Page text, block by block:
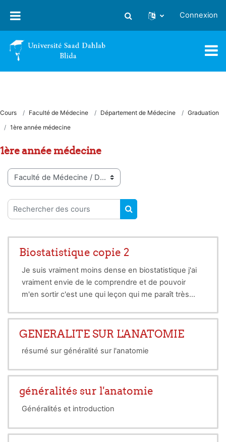
Activer/désactiver la saisie
Connexion
Cours Faculté de Médecine Département de Médecine
Graduation
1ère année médecine
1ère année médecine
Catégories de cours
Rechercher des cours
RECHERCHER DES
Biostatistique copie 2
Je suis vraiment moins dense en biostatistique j'ai
vraiment envie de le comprendre et de pouvoir
m'en sortir c'est une qui leçon qui me paraît très
GENERALITE SUR L'ANATOMIE
résumé sur généralité sur l'anatomie
généralités sur l'anatomie
Généralités et introduction